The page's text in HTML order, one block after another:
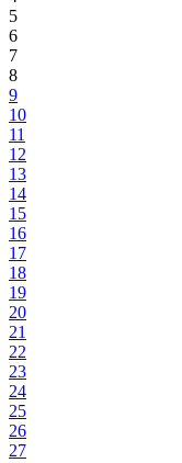
5
6
7
8
9
10
11
12
13
14
15
16
17
18
19
20
21
22
23
24
25
26
27